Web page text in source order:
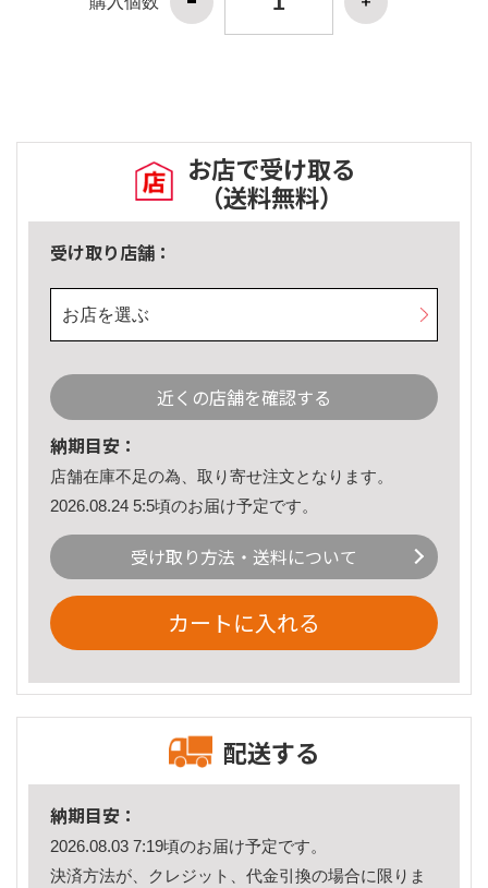
お店で受け取る
（送料無料）
受け取り店舗：
お店を選ぶ
近くの店舗を確認する
納期目安：
店舗在庫不足の為、取り寄せ注文となります。
2026.08.24 5:5頃のお届け予定です。
受け取り方法・送料について
カートに入れる
配送する
納期目安：
2026.08.03 7:19頃のお届け予定です。
決済方法が、クレジット、代金引換の場合に限りま